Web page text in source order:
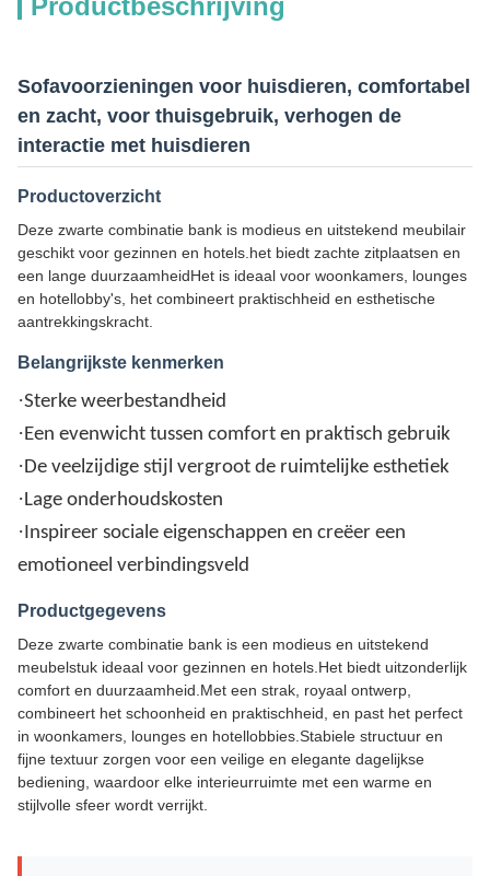
Productbeschrijving
Sofavoorzieningen voor huisdieren, comfortabel
en zacht, voor thuisgebruik, verhogen de
interactie met huisdieren
Productoverzicht
Deze zwarte combinatie bank is modieus en uitstekend meubilair
geschikt voor gezinnen en hotels.het biedt zachte zitplaatsen en
een lange duurzaamheidHet is ideaal voor woonkamers, lounges
en hotellobby's, het combineert praktischheid en esthetische
aantrekkingskracht.
Belangrijkste kenmerken
·Sterke weerbestandheid
·Een evenwicht tussen comfort en praktisch gebruik
·De veelzijdige stijl vergroot de ruimtelijke esthetiek
·Lage onderhoudskosten
·Inspireer sociale eigenschappen en creëer een
emotioneel verbindingsveld
Productgegevens
Deze zwarte combinatie bank is een modieus en uitstekend
meubelstuk ideaal voor gezinnen en hotels.Het biedt uitzonderlijk
comfort en duurzaamheid.Met een strak, royaal ontwerp,
combineert het schoonheid en praktischheid, en past het perfect
in woonkamers, lounges en hotellobbies.Stabiele structuur en
fijne textuur zorgen voor een veilige en elegante dagelijkse
bediening, waardoor elke interieurruimte met een warme en
stijlvolle sfeer wordt verrijkt.